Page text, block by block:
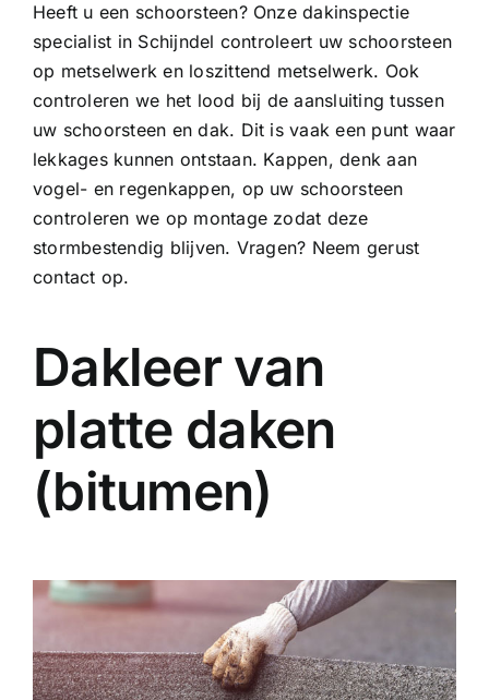
Heeft u een schoorsteen? Onze dakinspectie
specialist in Schijndel controleert uw schoorsteen
op metselwerk en loszittend metselwerk. Ook
controleren we het lood bij de aansluiting tussen
uw schoorsteen en dak. Dit is vaak een punt waar
lekkages kunnen ontstaan. Kappen, denk aan
vogel- en regenkappen, op uw schoorsteen
controleren we op montage zodat deze
stormbestendig blijven. Vragen? Neem gerust
contact op.
Dakleer van
platte daken
(bitumen)